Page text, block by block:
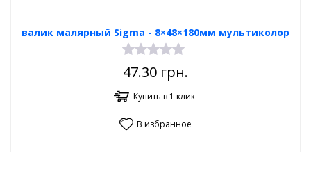
валик малярный Sigma - 8×48×180мм мультиколор
47.30 грн.
Купить в 1 клик
В избранное